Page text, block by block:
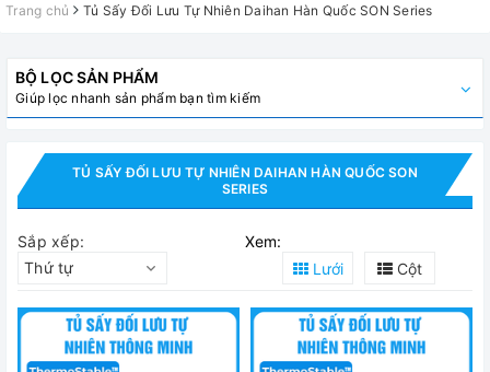
Trang chủ Tủ Sấy Đối Lưu Tự Nhiên Daihan Hàn Quốc SON Series
BỘ LỌC SẢN PHẨM
Giúp lọc nhanh sản phẩm bạn tìm kiếm
TỦ SẤY ĐỐI LƯU TỰ NHIÊN DAIHAN HÀN QUỐC SON
SERIES
Sắp xếp:
Thứ tự
Xem:
Lưới
Cột